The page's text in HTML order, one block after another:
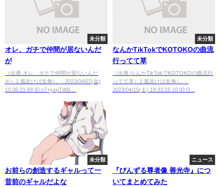
未分類
オレ、ガチで仲間が居ないんだ
が
（出典 オレ、ガチで仲間が居ないんだ
が）1 風吹けば名無し ：2023/04/07(金)
10:36:21.69 ID:v7+yxpTW0....
未分類
なんかTikTokでKOTOKOの曲流
行ってて草
（出典 なんかTikTokでKOTOKOの曲流行
ってて草）1 風吹けば名無し ：
2023/04/15(土) 19:33:15.10 ID:O...
未分類
お前らの創造するギャルって一
昔前のギャルだよな
ニュース
『びんずる尊者像 善光寺』につ
いてまとめてみた